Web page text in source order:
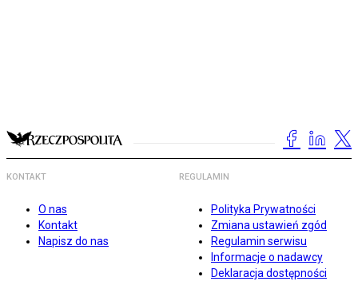
KONTAKT
O nas
Kontakt
Napisz do nas
REGULAMIN
Polityka Prywatności
Zmiana ustawień zgód
Regulamin serwisu
Informacje o nadawcy
Deklaracja dostępności